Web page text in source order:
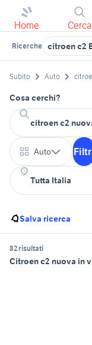
Home Cerca
Ricerche citroen c2
Subito Auto
Cosa cerchi?
Auto
Salva ricerca
82 risultati
Citroen c2 nuova in